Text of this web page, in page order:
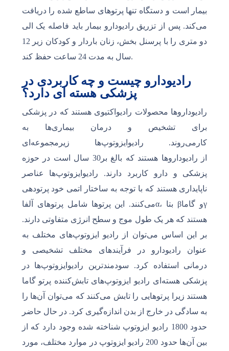
بیمار است و دستگاه تنها پرتوهای ساطع شده را دریافت
می‌کند. پس از تزریق رادیودارو بیمار باید فاصله یک الی
دو متری را با پرسنل بخش، زنان باردار و کودکان زیر 12
سال به مدت 24 ساعت حفظ کند.
رادیودارو چیست و چه کاربردی در
پزشکی هسته ای دارد؟
رادیوداروها محصولات رادیواکتیوی هستند که در پزشکی
برای تشخیص و درمان بیماری‌ها به
کارمی‌روند. رادیوایزوتوپ‌ها زیرمجموعه‌ای
از رادیوداروها هستند که بالغ بر30 سال است در حوزه
پزشکی و دارو کاربرد دارند. رادیوایزوتوپ‌ها عناصر
ناپایداری هستند که با توجه به ساختار اتمی خود پرتودهی
می‌کنند. این پرتوها شامل پرتوهای آلفاα، بتا βو گاماγ
هستند که هر یک طول موج و سطح انرژی‌ متفاوتی دارند.
بر این اساس می‌توان از رادیو ایزوتوپ‌های مختلف به
عنوان رادیودارو در فرآیندهای مختلف تشخیصی و
درمانی استفاده کرد. سودمندترین رادیوایزوتوپ‌ها در
پزشکی هسته‌ای رادیو ایزوتوپ‌های تابش‌کننده پرتو گاما
هستند زیرا پرتوهایی را تابش می‌کنند که می‌توان آن‌ها را
به سادگی در خارج از بدن اندازه‌گیری کرد. در حال حاضر
حدود 1800 رادیو ایزوتوپ شناخته شده وجود دارد که از
بین آن‌ها حدود 200 رادیو ایزوتوپ در موارد مختلف، مورد